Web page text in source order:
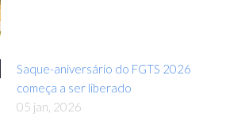
Saque-aniversário do FGTS 2026
começa a ser liberado
05 jan, 2026